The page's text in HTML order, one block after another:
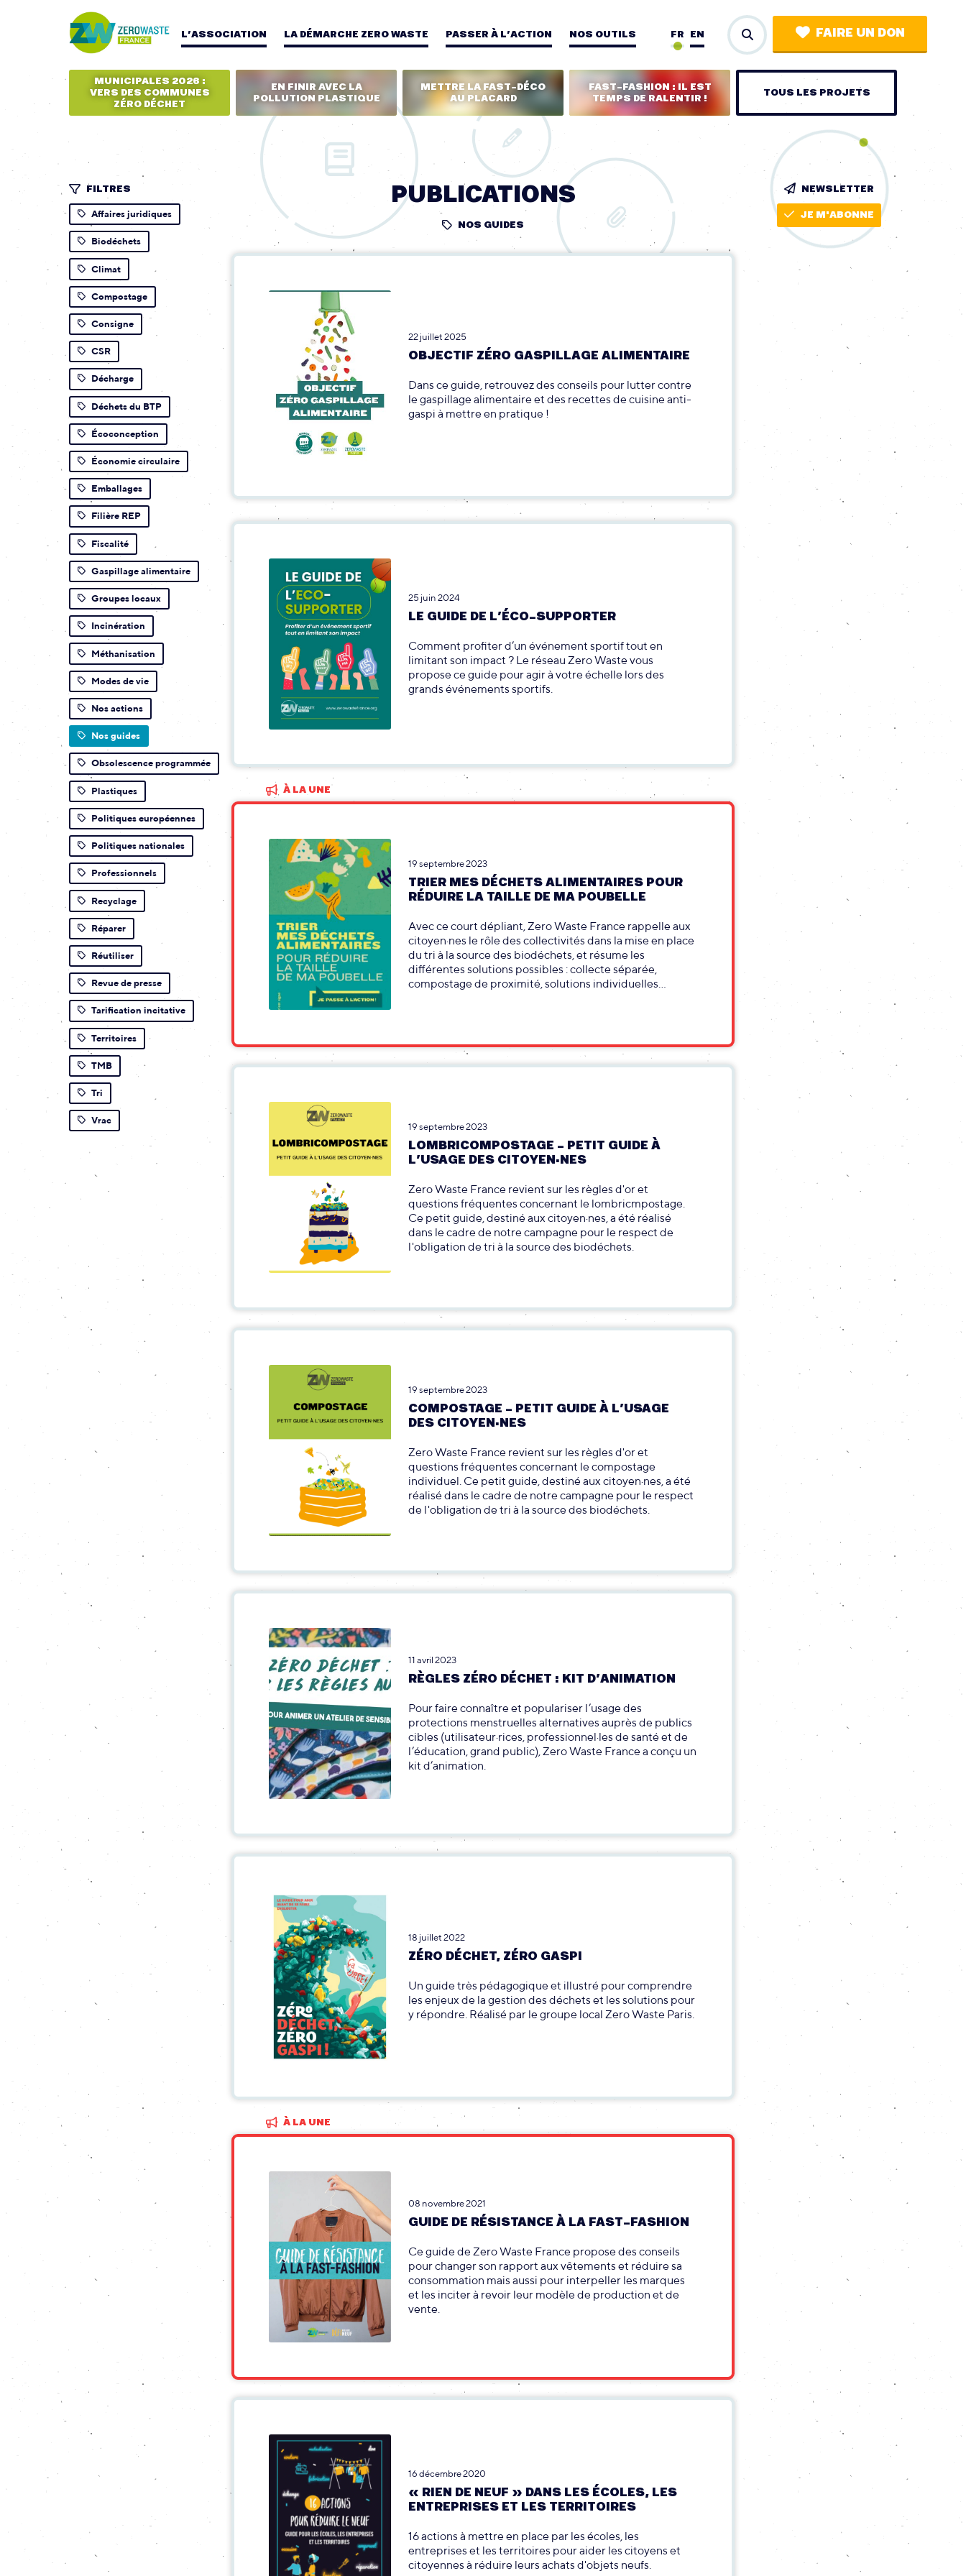
L’ASSOCIATION LA DÉMARCHE ZERO WASTE PASSER À L’ACTION NOS OUTILS EN
FR FAIRE UN DON
MUNICIPALES 2026 :
VERS DES COMMUNES
ZÉRO DÉCHET
EN FINIR AVEC LA
POLLUTION PLASTIQUE
METTRE LA FAST-DÉCO
AU PLACARD
FAST-FASHION : IL EST
TEMPS DE RALENTIR !
TOUS LES PROJETS
FILTRES
Affaires juridiques
Biodéchets
Climat
Compostage
Consigne
CSR
Décharge
Déchets du BTP
Écoconception
Économie circulaire
Emballages
Filière REP
Fiscalité
Gaspillage alimentaire
Groupes locaux
Incinération
Méthanisation
Modes de vie
Nos actions
Nos guides
Obsolescence programmée
Plastiques
Politiques européennes
Politiques nationales
Professionnels
Recyclage
Réparer
Réutiliser
Revue de presse
Tarification incitative
Territoires
TMB
Tri
Vrac
PUBLICATIONS
NOS GUIDES
22 juillet 2025
OBJECTIF ZÉRO GASPILLAGE ALIMENTAIRE
Dans ce guide, retrouvez des conseils pour lutter contre
le gaspillage alimentaire et des recettes de cuisine anti-
gaspi à mettre en pratique !
25 juin 2024
LE GUIDE DE L’ÉCO-SUPPORTER
Comment profiter d’un événement sportif tout en
limitant son impact ? Le réseau Zero Waste vous
propose ce guide pour agir à votre échelle lors des
grands événements sportifs.
À LA UNE
19 septembre 2023
TRIER MES DÉCHETS ALIMENTAIRES POUR
RÉDUIRE LA TAILLE DE MA POUBELLE
Avec ce court dépliant, Zero Waste France rappelle aux
citoyen·nes le rôle des collectivités dans la mise en place
du tri à la source des biodéchets, et résume les
différentes solutions possibles : collecte séparée,
compostage de proximité, solutions individuelles...
19 septembre 2023
LOMBRICOMPOSTAGE – PETIT GUIDE À
L’USAGE DES CITOYEN·NES
Zero Waste France revient sur les règles d'or et
questions fréquentes concernant le lombricmpostage.
Ce petit guide, destiné aux citoyen·nes, a été réalisé
dans le cadre de notre campagne pour le respect de
l'obligation de tri à la source des biodéchets.
19 septembre 2023
COMPOSTAGE – PETIT GUIDE À L’USAGE
DES CITOYEN·NES
Zero Waste France revient sur les règles d'or et
questions fréquentes concernant le compostage
individuel. Ce petit guide, destiné aux citoyen·nes, a été
réalisé dans le cadre de notre campagne pour le respect
de l'obligation de tri à la source des biodéchets.
11 avril 2023
RÈGLES ZÉRO DÉCHET : KIT D’ANIMATION
Pour faire connaître et populariser l’usage des
protections menstruelles alternatives auprès de publics
cibles (utilisateur·rices, professionnel·les de santé et de
l’éducation, grand public), Zero Waste France a conçu un
kit d’animation.
18 juillet 2022
ZÉRO DÉCHET, ZÉRO GASPI
Un guide très pédagogique et illustré pour comprendre
les enjeux de la gestion des déchets et les solutions pour
y répondre. Réalisé par le groupe local Zero Waste Paris.
À LA UNE
08 novembre 2021
GUIDE DE RÉSISTANCE À LA FAST-FASHION
Ce guide de Zero Waste France propose des conseils
pour changer son rapport aux vêtements et réduire sa
consommation mais aussi pour interpeller les marques
et les inciter à revoir leur modèle de production et de
vente.
16 décembre 2020
« RIEN DE NEUF » DANS LES ÉCOLES, LES
ENTREPRISES ET LES TERRITOIRES
16 actions à mettre en place par les écoles, les
entreprises et les territoires pour aider les citoyens et
citoyennes à réduire leurs achats d'objets neufs.
NEWSLETTER
JE M'ABONNE